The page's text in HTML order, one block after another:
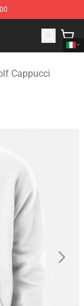
Wolf
Cappucci